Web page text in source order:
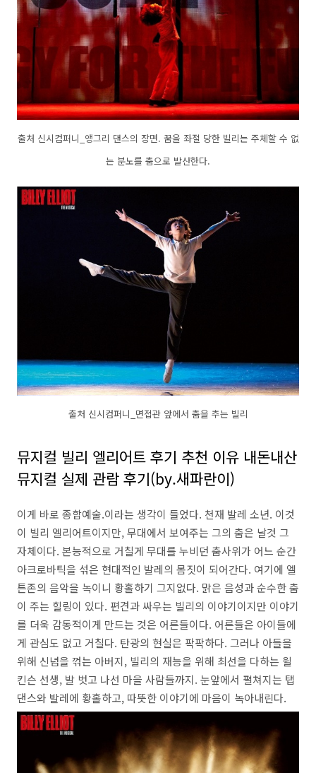
출처 신시컴퍼니_앵그리 댄스의 장면. 꿈을 좌절 당한 빌리는 주체할 수 없
는 분노를 춤으로 발산한다.
출처 신시컴퍼니_면접관 앞에서 춤을 추는 빌리
뮤지컬 빌리 엘리어트 후기 추천 이유 내돈내산
뮤지컬 실제 관람 후기(by.새파란이)
이게 바로 종합예술.이라는 생각이 들었다. 천재 발레 소년. 이것
이 빌리 엘리어트이지만, 무대에서 보여주는 그의 춤은 날것 그
자체이다. 본능적으로 거칠게 무대를 누비던 춤사위가 어느 순간
아크로바틱을 섞은 현대적인 발레의 몸짓이 되어간다. 여기에 엘
튼존의 음악을 녹이니 황홀하기 그지없다. 맑은 음성과 순수한 춤
이 주는 힐링이 있다. 편견과 싸우는 빌리의 이야기이지만 이야기
를 더욱 감동적이게 만드는 것은 어른들이다. 어른들은 아이들에
게 관심도 없고 거칠다. 탄광의 현실은 팍팍하다. 그러나 아들을
위해 신념을 꺾는 아버지, 빌리의 재능을 위해 최선을 다하는 윌
킨슨 선생, 발 벗고 나선 마을 사람들까지. 눈앞에서 펼쳐지는 탭
댄스와 발레에 황홀하고, 따뜻한 이야기에 마음이 녹아내린다.